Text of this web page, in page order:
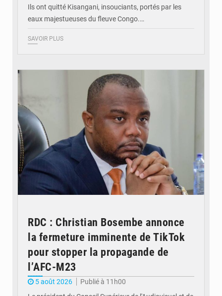
Ils ont quitté Kisangani, insouciants, portés par les
eaux majestueuses du fleuve Congo.…
SAVOIR PLUS
RDC : Christian Bosembe annonce
la fermeture imminente de TikTok
pour stopper la propagande de
l’AFC-M23
5 août 2026
Publié à 11h00